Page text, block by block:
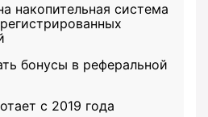
накопительная система
бонусы в реферальной
с 2019 года